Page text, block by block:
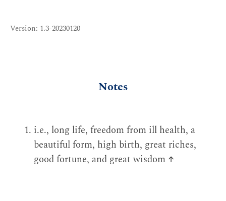
Version: 1.3-20230120
Notes
i.e., long life, freedom from ill health, a
beautiful form, high birth, great riches,
good fortune, and great wisdom ↑